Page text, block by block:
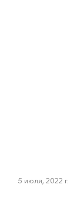
5 июля, 2022 г.